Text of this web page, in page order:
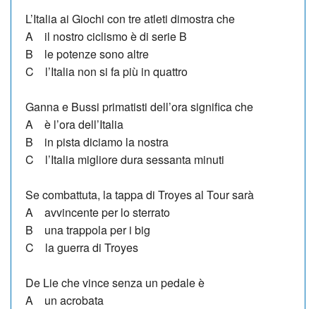
L’Italia ai Giochi con tre atleti dimostra che
A il nostro ciclismo è di serie B
B le potenze sono altre
C l’Italia non si fa più in quattro
Ganna e Bussi primatisti dell’ora significa che
A è l’ora dell’Italia
B in pista diciamo la nostra
C l’Italia migliore dura sessanta minuti
Se combattuta, la tappa di Troyes al Tour sarà
A avvincente per lo sterrato
B una trappola per i big
C la guerra di Troyes
De Lie che vince senza un pedale è
A un acrobata